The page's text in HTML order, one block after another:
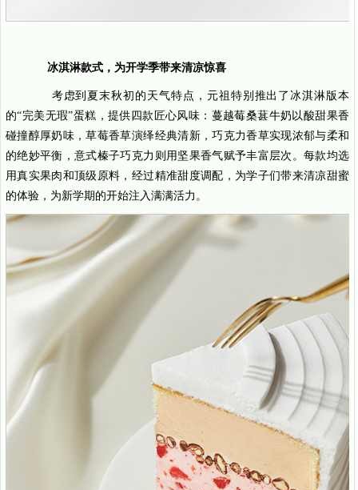
冰淇淋款式，为开学季带来清凉惊喜
考虑到夏末秋初的天气特点，元祖特别推出了冰淇淋版本
的“完美无瑕”蛋糕，提供四款匠心风味：蔓越莓桑葚牛奶以酸甜果香
碰撞醇厚奶味，草莓香草演绎经典清新，巧克力香草实现浓郁与柔和
的绝妙平衡，意式榛子巧克力则用坚果香气赋予丰富层次。每款均选
用真实果肉和顶级原料，经过精准甜度调配，为学子们带来清凉甜蜜
的体验，为新学期的开始注入满满活力。